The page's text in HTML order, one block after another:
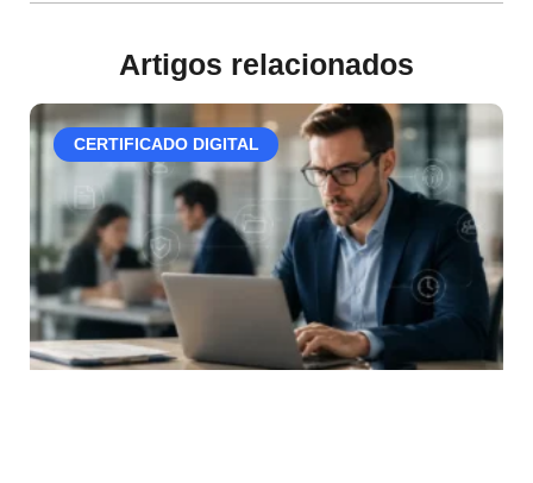
Artigos relacionados
CERTIFICADO DIGITAL